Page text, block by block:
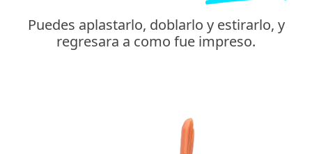
Puedes aplastarlo, doblarlo y estirarlo, y
regresara a como fue impreso.